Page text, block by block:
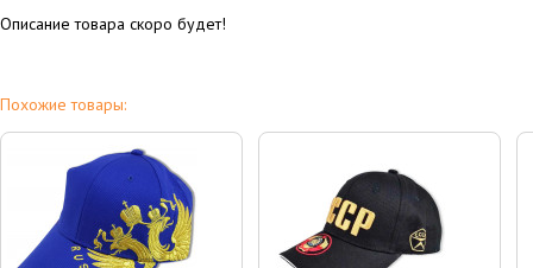
Описание товара скоро будет!
Похожие товары: